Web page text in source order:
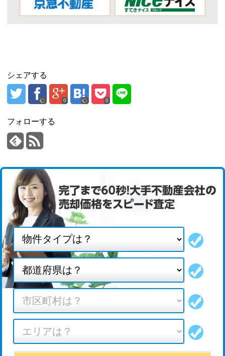
シェアする
0 0
フォローする